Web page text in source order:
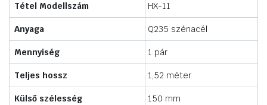
Tétel Modellszám HX-11
Anyaga Q235 szénacél
Mennyiség 1 pár
Teljes hossz 1,52 méter
Külső szélesség 150 mm